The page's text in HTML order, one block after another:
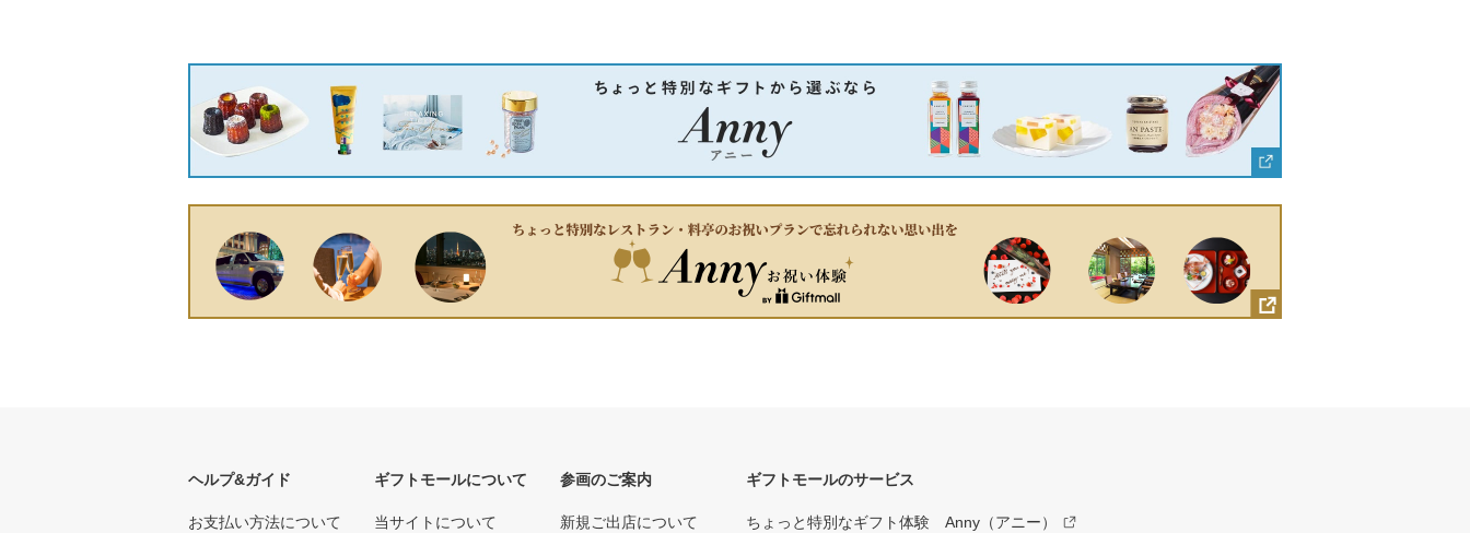
ヘルプ&ガイド
お支払い方法について
ギフトモールについて
当サイトについて
参画のご案内
新規ご出店について
ギフトモールのサービス
ちょっと特別なギフト体験 Anny（アニー）